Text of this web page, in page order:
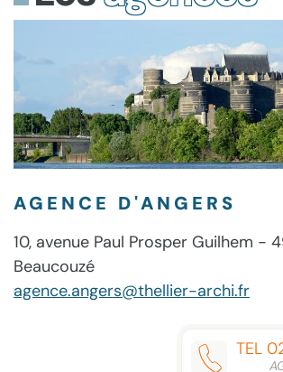
AGENCE D'ANGERS
10, avenue Paul Prosper Guilhem -
Beaucouzé
agence.angers@thellier-archi.fr
TEL